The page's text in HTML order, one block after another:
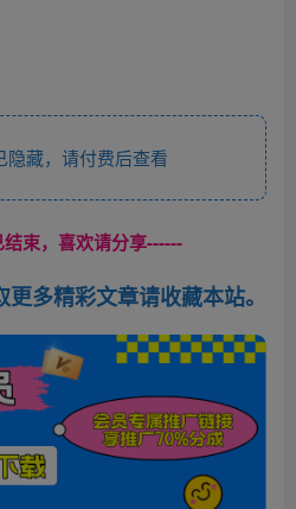
藏，请付费后查看
束，喜欢请分享------
多精彩文章请收藏本站。